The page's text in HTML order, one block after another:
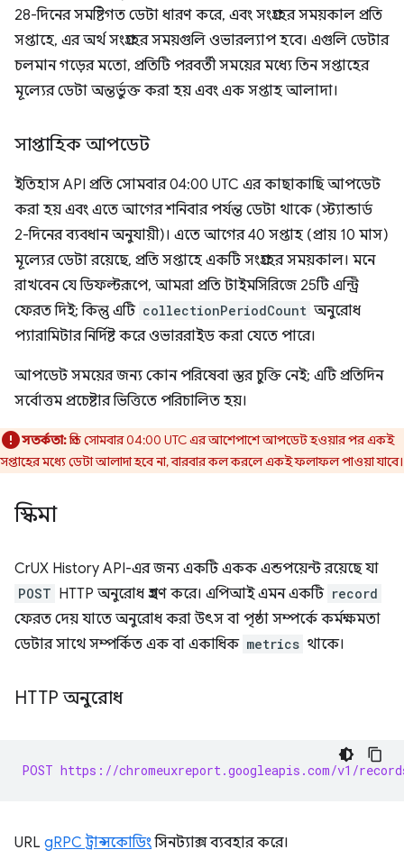
28-দিনের সমষ্টিগত ডেটা ধারণ করে, এবং সংগ্রহের সময়কাল প্রতি
সপ্তাহে, এর অর্থ সংগ্রহের সময়গুলি ওভারল্যাপ হবে। এগুলি ডেটার
চলমান গড়ের মতো, প্রতিটি পরবর্তী সময়ের মধ্যে তিন সপ্তাহের
মূল্যের ডেটা অন্তর্ভুক্ত করা হয় এবং এক সপ্তাহ আলাদা।
সাপ্তাহিক আপডেট
ইতিহাস API প্রতি সোমবার 04:00 UTC এর কাছাকাছি আপডেট
করা হয় এবং এতে আগের শনিবার পর্যন্ত ডেটা থাকে (স্ট্যান্ডার্ড
2-দিনের ব্যবধান অনুযায়ী)। এতে আগের 40 সপ্তাহ (প্রায় 10 মাস)
মূল্যের ডেটা রয়েছে, প্রতি সপ্তাহে একটি সংগ্রহের সময়কাল। মনে
রাখবেন যে ডিফল্টরূপে, আমরা প্রতি টাইমসিরিজে 25টি এন্ট্রি
ফেরত দিই; কিন্তু এটি collectionPeriodCount অনুরোধ
প্যারামিটার নির্দিষ্ট করে ওভাররাইড করা যেতে পারে।
আপডেট সময়ের জন্য কোন পরিষেবা স্তর চুক্তি নেই; এটি প্রতিদিন
সর্বোত্তম প্রচেষ্টার ভিত্তিতে পরিচালিত হয়।
সতর্কতা:প্রতি সোমবার 04:00 UTC এর আশেপাশে আপডেট হওয়ার পর একই
সপ্তাহের মধ্যে ডেটা আলাদা হবে না, বারবার কল করলে একই ফলাফল পাওয়া যাবে।
স্কিমা
CrUX History API-এর জন্য একটি একক এন্ডপয়েন্ট রয়েছে যা
POST HTTP অনুরোধ গ্রহণ করে। এপিআই এমন একটি record
ফেরত দেয় যাতে অনুরোধ করা উৎস বা পৃষ্ঠা সম্পর্কে কর্মক্ষমতা
ডেটার সাথে সম্পর্কিত এক বা একাধিক metrics থাকে।
HTTP অনুরোধ
POST https://chromeuxreport.googleapis.com/v1/
URL gRPC ট্রান্সকোডিংসিনট্যাক্স ব্যবহার করে।